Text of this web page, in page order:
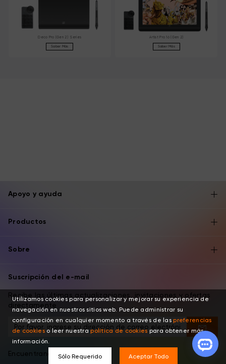
Deco Pro (Gen 2) Series
Saber Más
Artist Pro 16 (Gen 2)
Saber Más
Apoyo y ayuda
Productos
Sobre
Suscripción del e-mail
Recibe las últimas actualizaciones, invitaciones y ofertas
directamente
Encuentranos por
Utilizamos cookies para personalizar y mejorar su experiencia de
navegación en nuestros sitios web. Puede administrar su
configuración en cualquier momento a través de laspreferencias
de cookieso leer nuestrapolítica de cookies para obtener más
información.
Sólo Requerido Aceptar Todo